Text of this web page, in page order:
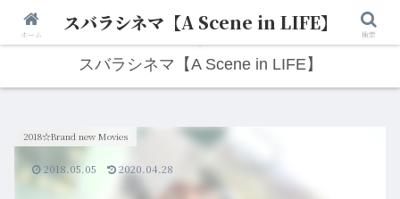
人生は“ひとりごと”から始まる。映画と写真と日々のこと。
スバラシネマ【A Scene in LIFE】
2018☆Brand new Movies
2018.05.05 2020.04.28
ホーム スバラシネマ【A Scene in LIFE】 検索